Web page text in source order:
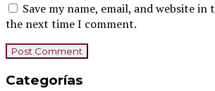
Save my name, email, and website
the next time I comment.
Categorías